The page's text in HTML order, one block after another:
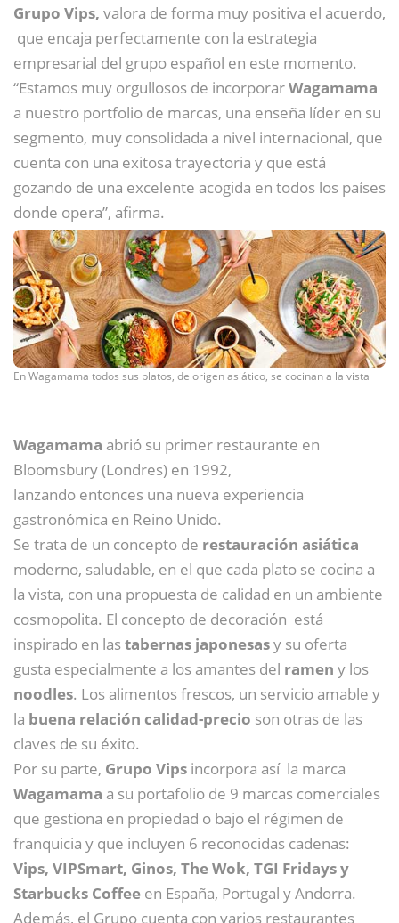
Grupo Vips, valora de forma muy positiva el acuerdo,
que encaja perfectamente con la estrategia
empresarial del grupo español en este momento.
“Estamos muy orgullosos de incorporarWagamama
a nuestro portfolio de marcas, una enseña líder en su
segmento, muy consolidada a nivel internacional, que
cuenta con una exitosa trayectoria y que está
gozando de una excelente acogida en todos los países
donde opera”, afirma.
En Wagamama todos sus platos, de origen asiático, se cocinan a la vista
Wagamama abrió su primer restaurante en
Bloomsbury (Londres) en 1992,
lanzando entonces una nueva experiencia
gastronómica en Reino Unido.
Se trata de un concepto de restauración asiática
moderno, saludable, en el que cada plato se cocina a
la vista, con una propuesta de calidad en un ambiente
cosmopolita. El concepto de decoración está
inspirado en lastabernas japonesasy su oferta
gusta especialmente a los amantes del ramen y los
noodles. Los alimentos frescos, un servicio amable y
la buena relación calidad-precio son otras de las
claves de su éxito.
Por su parte, Grupo Vips incorpora así la marca
Wagamama a su portafolio de 9 marcas comerciales
que gestiona en propiedad o bajo el régimen de
franquicia y que incluyen 6 reconocidas cadenas:
Vips, VIPSmart, Ginos, The Wok, TGI Fridays y
Starbucks Coffee en España, Portugal y Andorra.
Además, el Grupo cuenta con varios restaurantes